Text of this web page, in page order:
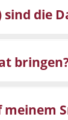
die
meinem